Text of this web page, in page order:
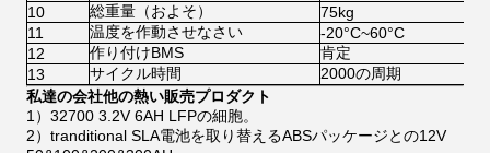
10
総重量（およそ）
75kg
11
温度を作動させなさい
-20°C~60°C
12
作り付けBMS
肯定
13
サイクル時間
2000の周期
私達の会社他の熱い販売プロダクト
1）32700 3.2V 6AH LFPの細胞。
2）tranditional SLA電池を取り替えるABSパッケージとの12V